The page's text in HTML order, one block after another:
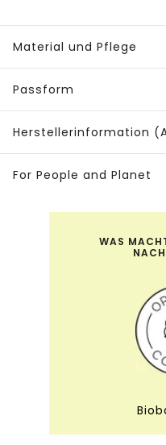
Material und Pflege
Passform
Herstellerinformation
For People and Planet
WAS